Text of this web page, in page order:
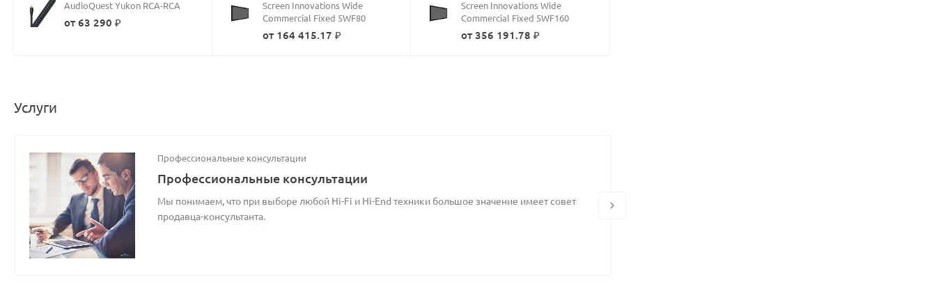
AudioQuest Yukon RCA-RCA
от 63 290 ₽
Screen Innovations Wide
Commercial Fixed 5WF80
от 164 415.17 ₽
Screen Innovations Wide
Commercial Fixed 5WF160
от 356 191.78 ₽
Услуги
Профессиональные консультации
Профессиональные консультации
Мы понимаем, что при выборе любой Hi-Fi и Hi-End техники большое значение имеет совет
продавца-консультанта.